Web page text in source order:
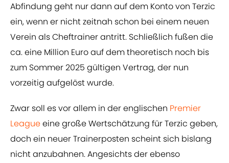
Abfindung geht nur dann auf dem Konto von Terzic
ein, wenn er nicht zeitnah schon bei einem neuen
Verein als Cheftrainer antritt. Schließlich fußen die
ca. eine Million Euro auf dem theoretisch noch bis
zum Sommer 2025 gültigen Vertrag, der nun
vorzeitig aufgelöst wurde.
Zwar soll es vor allem in der englischen Premier
Leagueeine große Wertschätzung für Terzic geben,
doch ein neuer Trainerposten scheint sich bislang
nicht anzubahnen. Angesichts der ebenso